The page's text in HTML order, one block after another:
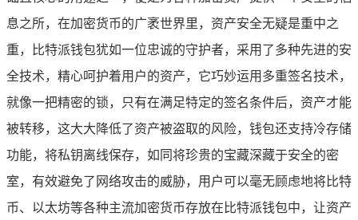
息之所，在加密货币的广袤世界里，资产安全无疑是重中之
重，比特派钱包犹如一位忠诚的守护者，采用了多种先进的安
全技术，精心呵护着用户的资产，它巧妙运用多重签名技术，
就像一把精密的锁，只有在满足特定的签名条件后，资产才能
被转移，这大大降低了资产被盗取的风险，钱包还支持冷存储
功能，将私钥离线保存，如同将珍贵的宝藏深藏于安全的密
室，有效避免了网络攻击的威胁，用户可以毫无顾虑地将比特
币、以太坊等各种主流加密货币存放在比特派钱包中，让资产